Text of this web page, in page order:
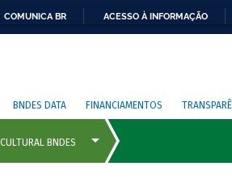
COMUNICA BR ACESSO À INFORMAÇÃO
BNDES DATA FINANCIAMENTOS